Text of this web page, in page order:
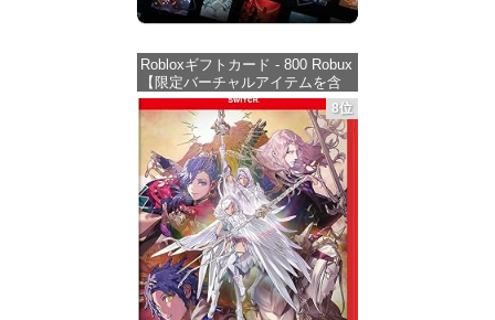
Robloxギフトカード - 800 Robux
【限定バーチャルアイテムを含
む】 【オンラインゲームコー
ド】 ロブロックス | オンライン
コード版
価格：¥1,300
8位